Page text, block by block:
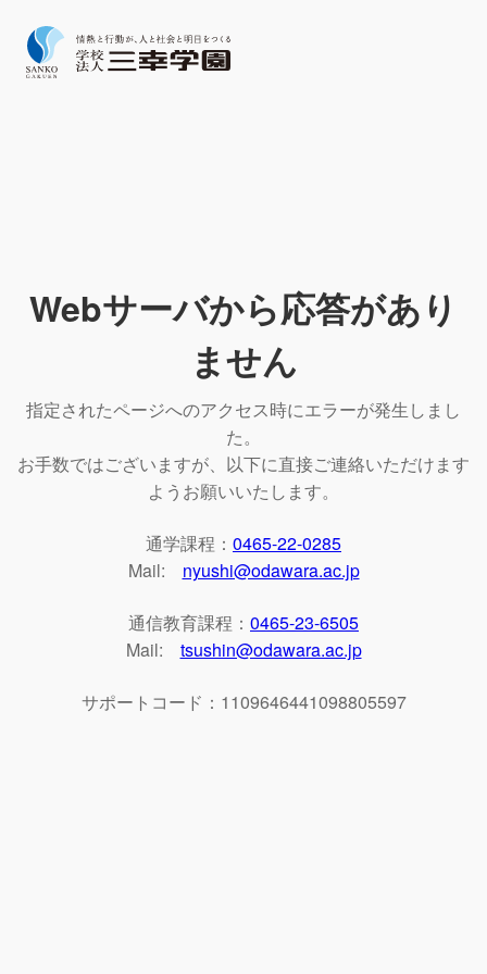
Webサーバから応答があり
ません
指定されたページへのアクセス時にエラーが発生しまし
た。
お手数ではございますが、以下に直接ご連絡いただけます
ようお願いいたします。
通学課程： 0465-22-0285
Mail: nyushi@odawara.ac.jp
通信教育課程： 0465-23-6505
Mail: tsushin@odawara.ac.jp
サポートコード：1109646441098805597